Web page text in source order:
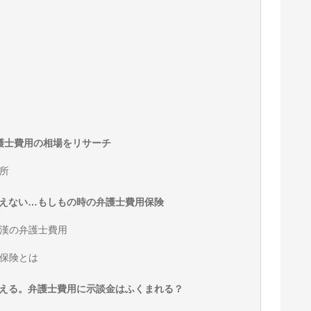
費用の相場をリサーチ
ない…もしもの時の弁護士費用保険
の弁護士費用
険とは
る。弁護士費用に示談金はふくまれる？